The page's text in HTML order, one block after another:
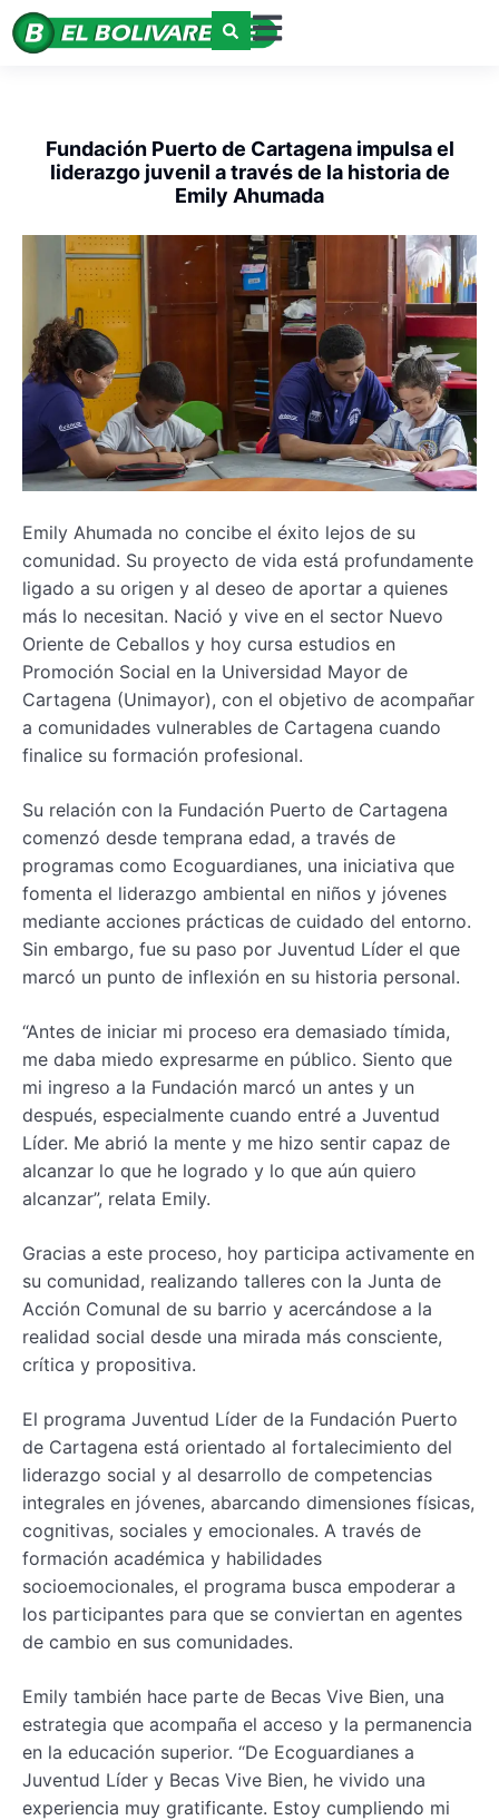
Fundación Puerto de Cartagena impulsa el
liderazgo juvenil a través de la historia de
Emily Ahumada
Emily Ahumada no concibe el éxito lejos de su
comunidad. Su proyecto de vida está profundamente
ligado a su origen y al deseo de aportar a quienes
más lo necesitan. Nació y vive en el sector Nuevo
Oriente de Ceballos y hoy cursa estudios en
Promoción Social en la Universidad Mayor de
Cartagena (Unimayor), con el objetivo de acompañar
a comunidades vulnerables de Cartagena cuando
finalice su formación profesional.
Su relación con la Fundación Puerto de Cartagena
comenzó desde temprana edad, a través de
programas como Ecoguardianes, una iniciativa que
fomenta el liderazgo ambiental en niños y jóvenes
mediante acciones prácticas de cuidado del entorno.
Sin embargo, fue su paso por Juventud Líder el que
marcó un punto de inflexión en su historia personal.
“Antes de iniciar mi proceso era demasiado tímida,
me daba miedo expresarme en público. Siento que
mi ingreso a la Fundación marcó un antes y un
después, especialmente cuando entré a Juventud
Líder. Me abrió la mente y me hizo sentir capaz de
alcanzar lo que he logrado y lo que aún quiero
alcanzar”, relata Emily.
Gracias a este proceso, hoy participa activamente en
su comunidad, realizando talleres con la Junta de
Acción Comunal de su barrio y acercándose a la
realidad social desde una mirada más consciente,
crítica y propositiva.
El programa Juventud Líder de la Fundación Puerto
de Cartagena está orientado al fortalecimiento del
liderazgo social y al desarrollo de competencias
integrales en jóvenes, abarcando dimensiones físicas,
cognitivas, sociales y emocionales. A través de
formación académica y habilidades
socioemocionales, el programa busca empoderar a
los participantes para que se conviertan en agentes
de cambio en sus comunidades.
Emily también hace parte de Becas Vive Bien, una
estrategia que acompaña el acceso y la permanencia
en la educación superior. “De Ecoguardianes a
Juventud Líder y Becas Vive Bien, he vivido una
experiencia muy gratificante. Estoy cumpliendo mi